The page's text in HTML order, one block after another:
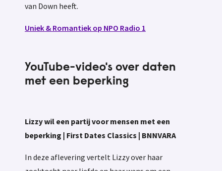
van Down heeft.
Uniek & Romantiek op NPO Radio 1
YouTube-video's over daten
met een beperking
Lizzy wil een partij voor mensen met een
beperking | First Dates Classics | BNNVARA
In deze aflevering vertelt Lizzy over haar